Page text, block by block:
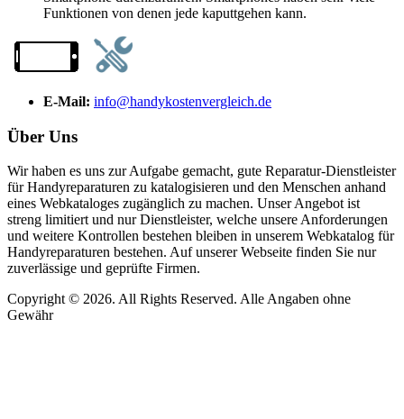
Funktionen von denen jede kaputtgehen kann.
E-Mail: info@handykostenvergleich.de
Über Uns
Wir haben es uns zur Aufgabe gemacht, gute Reparatur-Dienstleister
für Handyreparaturen zu katalogisieren und den Menschen anhand
eines Webkataloges zugänglich zu machen. Unser Angebot ist
streng limitiert und nur Dienstleister, welche unsere Anforderungen
und weitere Kontrollen bestehen bleiben in unserem Webkatalog für
Handyreparaturen bestehen. Auf unserer Webseite finden Sie nur
zuverlässige und geprüfte Firmen.
Copyright © 2026. All Rights Reserved. Alle Angaben ohne
Gewähr